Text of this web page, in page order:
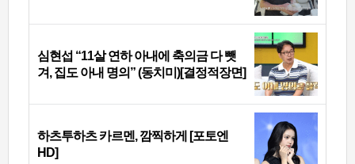
심현섭 “11살 연하 아내에 축의금 다 뺏
겨, 집도 아내 명의” (동치미)[결정적장면]
하츠투하츠 카르멘, 깜찍하게 [포토엔
HD]